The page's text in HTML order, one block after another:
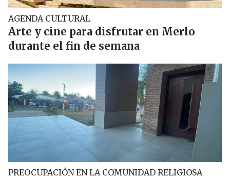
AGENDA CULTURAL
Arte y cine para disfrutar en Merlo
durante el fin de semana
PREOCUPACIÓN EN LA COMUNIDAD RELIGIOSA